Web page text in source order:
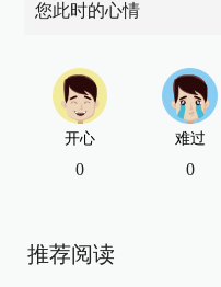
您此时的心情
开心
0
难过
0
推荐阅读